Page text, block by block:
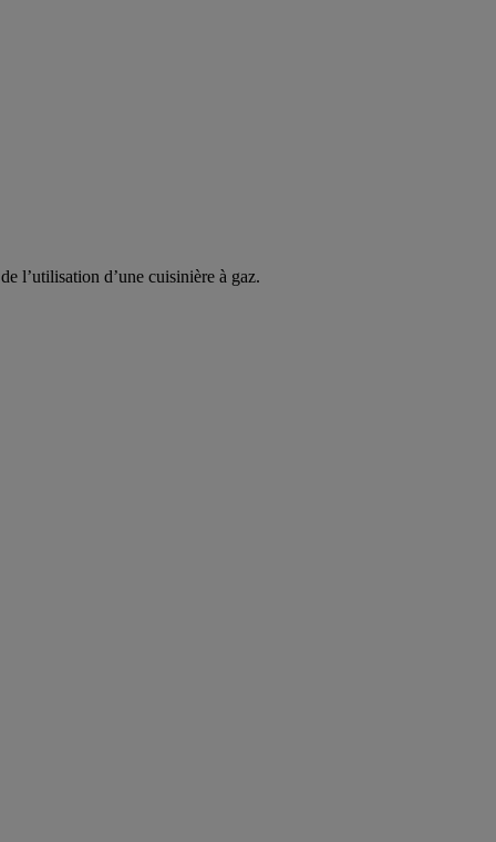
l’utilisation d’une cuisinière à gaz.